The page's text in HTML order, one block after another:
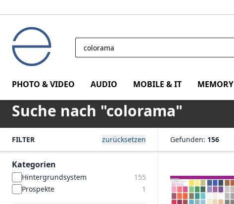
PHOTO & VIDEO AUDIO MOBILE & IT MEMORY
Suche nach "colorama"
FILTER zurücksetzen
Kategorien
Hintergrundsystem
155
Prospekte
1
Gefunden: 156